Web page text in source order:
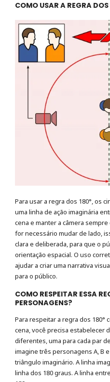
COMO USAR A REGRA
Para usar a regra dos 180°, os
uma linha de ação imaginária
cena e manter a câmera
for necessário mudar de lado,
clara e deliberada, para que o
orientação espacial. O uso
ajudar a criar uma narrativa
para o público.
COMO RESPEITAR ESSA
PERSONAGENS?
Para respeitar a regra dos 180°
cena, você precisa estabelecer
diferentes, uma para cada par
imagine três personagens A, B
triângulo imaginário. A linha
linha dos 180 graus. A linha